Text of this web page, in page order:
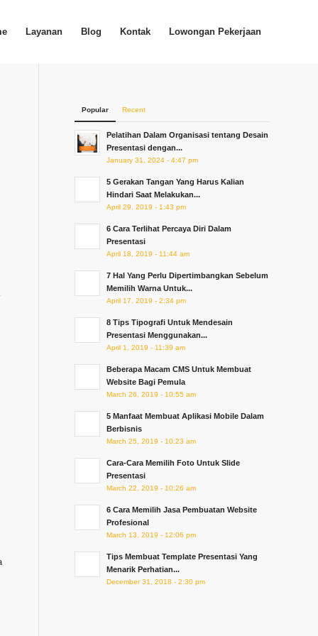
Layanan Blog Kontak Lowongan Pekerjaan
Popular Recent
Pelatihan Dalam Organisasi tentang Desain
Presentasi dengan...
January 31, 2024 - 4:47 pm
5 Gerakan Tangan Yang Harus Kalian
Hindari Saat Melakukan...
April 29, 2019 - 1:43 pm
6 Cara Terlihat Percaya Diri Dalam
Presentasi
April 18, 2019 - 11:44 am
7 Hal Yang Perlu Dipertimbangkan Sebelum
Memilih Warna Untuk...
April 17, 2019 - 2:34 pm
8 Tips Tipografi Untuk Mendesain
Presentasi Menggunakan...
April 1, 2019 - 11:39 am
Beberapa Macam CMS Untuk Membuat
Website Bagi Pemula
March 26, 2019 - 10:55 am
5 Manfaat Membuat Aplikasi Mobile Dalam
Berbisnis
March 25, 2019 - 10:23 am
Cara-Cara Memilih Foto Untuk Slide
Presentasi
March 22, 2019 - 10:26 am
6 Cara Memilih Jasa Pembuatan Website
Profesional
March 13, 2019 - 12:06 pm
Tips Membuat Template Presentasi Yang
Menarik Perhatian...
December 31, 2018 - 2:30 pm